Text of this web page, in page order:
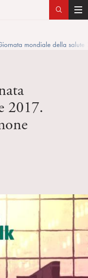
T
g
mondiale della salute
2017.